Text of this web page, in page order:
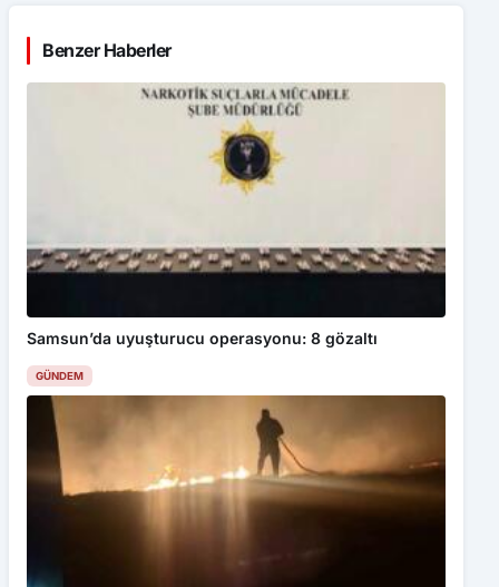
Benzer Haberler
Samsun’da uyuşturucu operasyonu: 8 gözaltı
GÜNDEM